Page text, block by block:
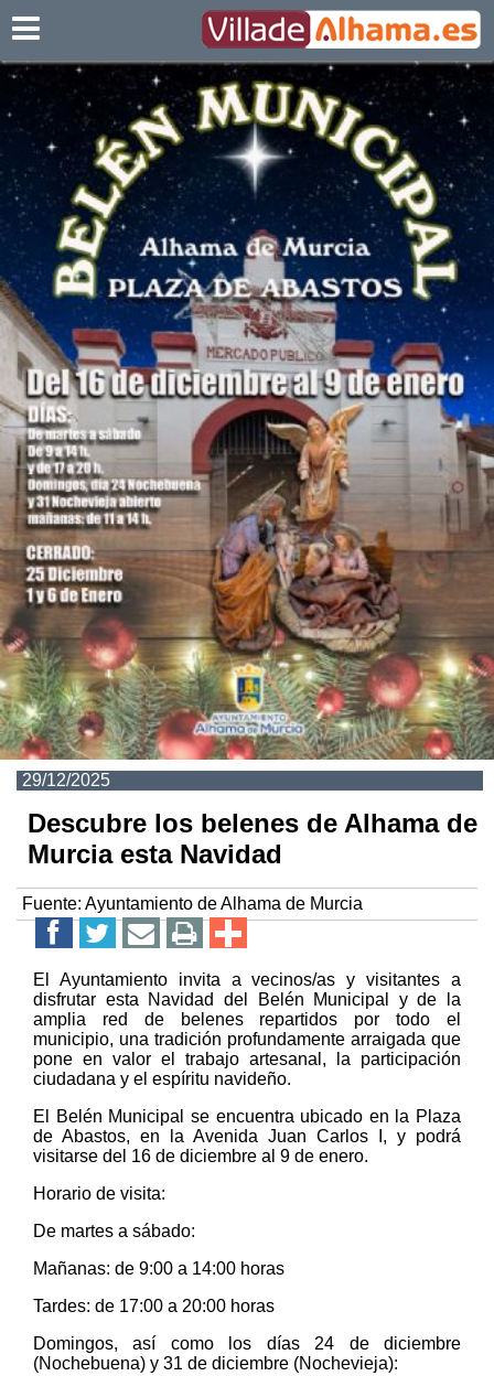
29/12/2025
Descubre los belenes de Alhama de
Murcia esta Navidad
Fuente: Ayuntamiento de Alhama de Murcia
El Ayuntamiento invita a vecinos/as y visitantes a
disfrutar esta Navidad del Belén Municipal y de la
amplia red de belenes repartidos por todo el
municipio, una tradición profundamente arraigada que
pone en valor el trabajo artesanal, la participación
ciudadana y el espíritu navideño.
El Belén Municipal se encuentra ubicado en la Plaza
de Abastos, en la Avenida Juan Carlos I, y podrá
visitarse del 16 de diciembre al 9 de enero.
Horario de visita:
De martes a sábado:
Mañanas: de 9:00 a 14:00 horas
Tardes: de 17:00 a 20:00 horas
Domingos, así como los días 24 de diciembre
(Nochebuena) y 31 de diciembre (Nochevieja):